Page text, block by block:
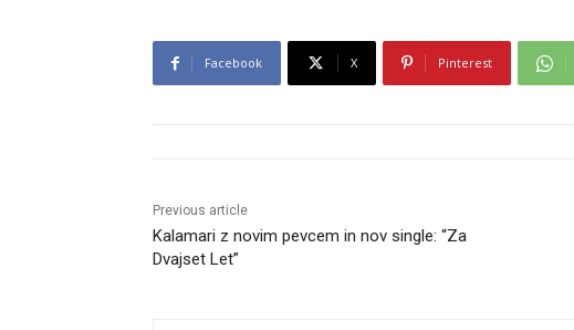
Facebook X Pinterest
Previous article
Kalamari z novim pevcem in nov single: “Za
Dvajset Let”